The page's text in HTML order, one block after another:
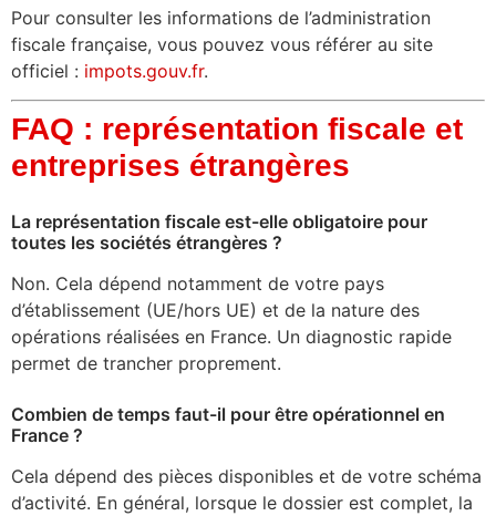
Pour consulter les informations de l’administration
fiscale française, vous pouvez vous référer au site
officiel : impots.gouv.fr.
FAQ : représentation fiscale et
entreprises étrangères
La représentation fiscale est-elle obligatoire pour
toutes les sociétés étrangères ?
Non. Cela dépend notamment de votre pays
d’établissement (UE/hors UE) et de la nature des
opérations réalisées en France. Un diagnostic rapide
permet de trancher proprement.
Combien de temps faut-il pour être opérationnel en
France ?
Cela dépend des pièces disponibles et de votre schéma
d’activité. En général, lorsque le dossier est complet, la